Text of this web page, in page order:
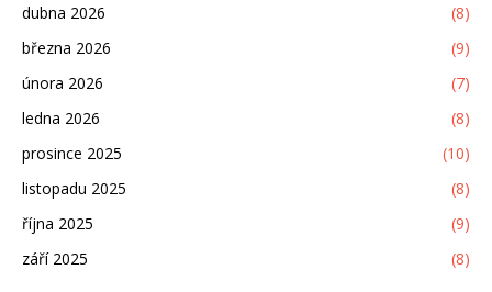
dubna 2026
(8)
března 2026
(9)
února 2026
(7)
ledna 2026
(8)
prosince 2025
(10)
listopadu 2025
(8)
října 2025
(9)
září 2025
(8)